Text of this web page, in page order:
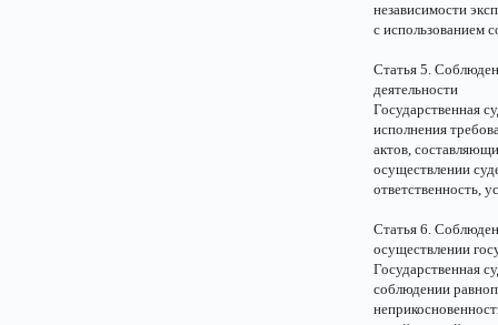
независимости
с использованием
Статья 5.
деятельности
Государственная
исполнения
актов,
осуществлении
ответственность,
Статья 6.
осуществлении
Государственная
соблюдении